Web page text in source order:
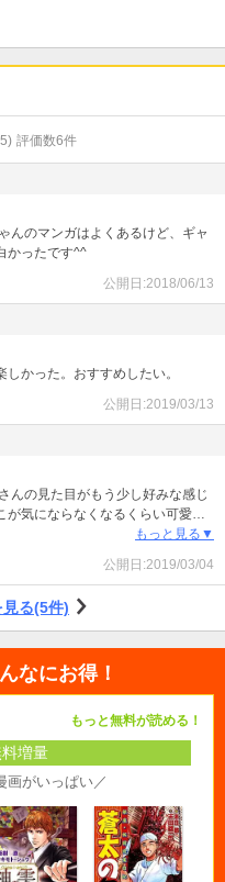
) 評価数6件
んのマンガはよくあるけど、ギャ
かったです^^
公開日:2018/06/13
かった。おすすめしたい。
公開日:2019/03/13
んの見た目がもう少し好みな感じ
気にならなくなるくらい可愛く
組み合わせがさらにツボに入りま
ので、また最新話が楽しみです
もっと見る▼
公開日:2019/03/04
る(5件)
なにお得！
もっと無料が読める！
増量
画がいっぱい／